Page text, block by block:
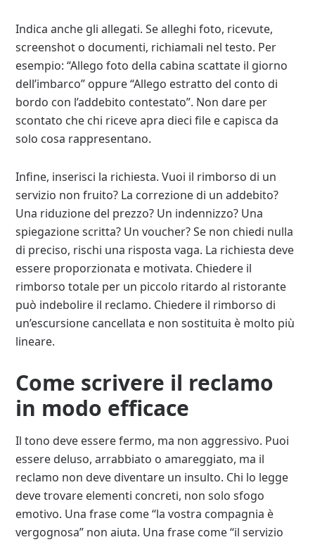
Indica anche gli allegati. Se alleghi foto, ricevute,
screenshot o documenti, richiamali nel testo. Per
esempio: “Allego foto della cabina scattate il giorno
dell’imbarco” oppure “Allego estratto del conto di
bordo con l’addebito contestato”. Non dare per
scontato che chi riceve apra dieci file e capisca da
solo cosa rappresentano.
Infine, inserisci la richiesta. Vuoi il rimborso di un
servizio non fruito? La correzione di un addebito?
Una riduzione del prezzo? Un indennizzo? Una
spiegazione scritta? Un voucher? Se non chiedi nulla
di preciso, rischi una risposta vaga. La richiesta deve
essere proporzionata e motivata. Chiedere il
rimborso totale per un piccolo ritardo al ristorante
può indebolire il reclamo. Chiedere il rimborso di
un’escursione cancellata e non sostituita è molto più
lineare.
Come scrivere il reclamo
in modo efficace
Il tono deve essere fermo, ma non aggressivo. Puoi
essere deluso, arrabbiato o amareggiato, ma il
reclamo non deve diventare un insulto. Chi lo legge
deve trovare elementi concreti, non solo sfogo
emotivo. Una frase come “la vostra compagnia è
vergognosa” non aiuta. Una frase come “il servizio